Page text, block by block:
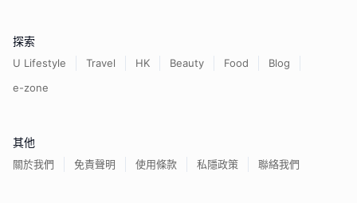
探索
U Lifestyle Travel HK Beauty Food
Blog
e-zone
其他
關於我們 免責聲明 使用條款 私隱政策 聯絡我們